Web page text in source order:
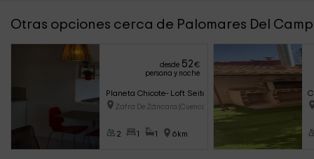
Otras opciones cerca de Palomares Del
desde 52€
persona y noche
Planeta Chicote- Loft Seitai
Zafra De Záncara (Cuenca)
2 1 1 6km